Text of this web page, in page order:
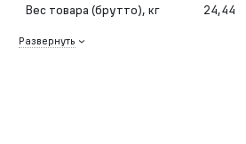
Вес товара (брутто), кг 24,44
Развернуть